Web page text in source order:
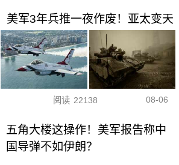
美军3年兵推一夜作废！亚太变天
阅读 22138 08-06
五角大楼这操作！美军报告称中
国导弹不如伊朗？